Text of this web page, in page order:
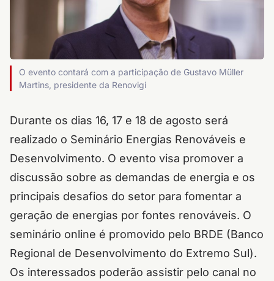
O evento contará com a participação de Gustavo Müller
Martins, presidente da Renovigi
Durante os dias 16, 17 e 18 de agosto será
realizado o Seminário Energias Renováveis e
Desenvolvimento. O evento visa promover a
discussão sobre as demandas de energia e os
principais desafios do setor para fomentar a
geração de energias por fontes renováveis. O
seminário online é promovido pelo BRDE (Banco
Regional de Desenvolvimento do Extremo Sul).
Os interessados poderão assistir pelo canal no